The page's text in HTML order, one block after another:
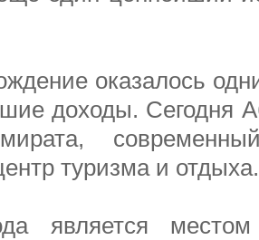
оказалось
доходы. Сегодня
туризма и отдыха.
является